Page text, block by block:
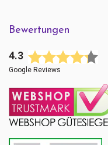
Bewertungen
4.3
Google Reviews